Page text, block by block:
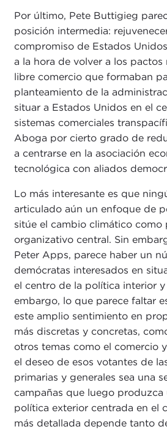
Por último, Pete Buttigieg
posición intermedia:
compromiso de Estados
a la hora de volver a los pactos
libre comercio que formaban
planteamiento de la
situar a Estados Unidos en el
sistemas comerciales
Aboga por cierto grado de
a centrarse en la asociación
tecnológica con aliados
Lo más interesante es que
articulado aún un enfoque de
sitúe el cambio climático como
organizativo central. Sin
Peter Apps, parece haber un
demócratas interesados en
el centro de la política interior y
embargo, lo que parece faltar
este amplio sentimiento en
más discretas y concretas,
otros temas como el comercio
el deseo de esos votantes de
primarias y generales sea una
campañas que luego
política exterior centrada en el
más detallada depende tanto